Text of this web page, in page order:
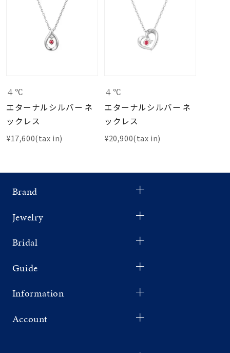
４℃
エターナルシルバー ネ
ックレス
¥17,600(tax in)
４℃
エターナルシルバー ネ
ックレス
¥20,900(tax in)
Brand
Jewelry
Bridal
Guide
Information
Account